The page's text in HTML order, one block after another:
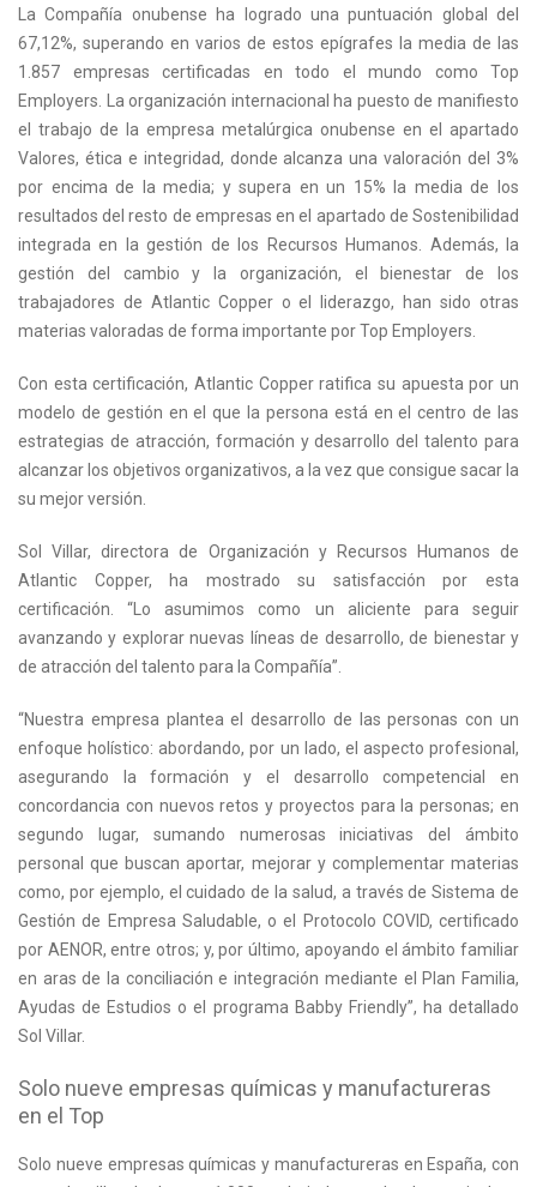
La Compañía onubense ha logrado una puntuación global del
67,12%, superando en varios de estos epígrafes la media de las
1.857 empresas certificadas en todo el mundo como Top
Employers. La organización internacional ha puesto de manifiesto
el trabajo de la empresa metalúrgica onubense en el apartado
Valores, ética e integridad, donde alcanza una valoración del 3%
por encima de la media; y supera en un 15% la media de los
resultados del resto de empresas en el apartado de Sostenibilidad
integrada en la gestión de los Recursos Humanos. Además, la
gestión del cambio y la organización, el bienestar de los
trabajadores de Atlantic Copper o el liderazgo, han sido otras
materias valoradas de forma importante por Top Employers.
Con esta certificación, Atlantic Copper ratifica su apuesta por un
modelo de gestión en el que la persona está en el centro de las
estrategias de atracción, formación y desarrollo del talento para
alcanzar los objetivos organizativos, a la vez que consigue sacar la
su mejor versión.
Sol Villar, directora de Organización y Recursos Humanos de
Atlantic Copper, ha mostrado su satisfacción por esta
certificación. “Lo asumimos como un aliciente para seguir
avanzando y explorar nuevas líneas de desarrollo, de bienestar y
de atracción del talento para la Compañía”.
“Nuestra empresa plantea el desarrollo de las personas con un
enfoque holístico: abordando, por un lado, el aspecto profesional,
asegurando la formación y el desarrollo competencial en
concordancia con nuevos retos y proyectos para la personas; en
segundo lugar, sumando numerosas iniciativas del ámbito
personal que buscan aportar, mejorar y complementar materias
como, por ejemplo, el cuidado de la salud, a través de Sistema de
Gestión de Empresa Saludable, o el Protocolo COVID, certificado
por AENOR, entre otros; y, por último, apoyando el ámbito familiar
en aras de la conciliación e integración mediante el Plan Familia,
Ayudas de Estudios o el programa Babby Friendly”, ha detallado
Sol Villar.
Solo nueve empresas químicas y manufactureras
en el Top
Solo nueve empresas químicas y manufactureras en España, con